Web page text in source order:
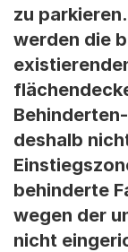
zu
werden die
deshalb
behinderte
wegen der
nicht